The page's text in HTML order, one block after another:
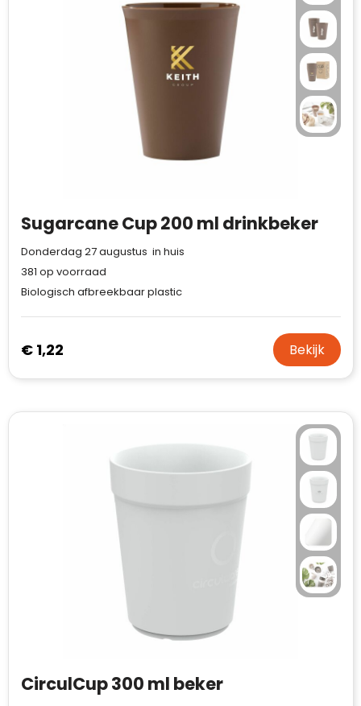
Sugarcane Cup 200 ml drinkbeker
Donderdag 27 augustus in huis
381 op voorraad
Biologisch afbreekbaar plastic
€ 1,22 Bekijk
CirculCup 300 ml beker